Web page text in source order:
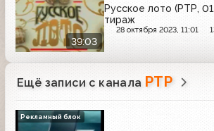
39:03
Русское лото (РТР,
тираж
28 октября 2023, 11:01
Ещё записи с канала РТР
Рекламный блок